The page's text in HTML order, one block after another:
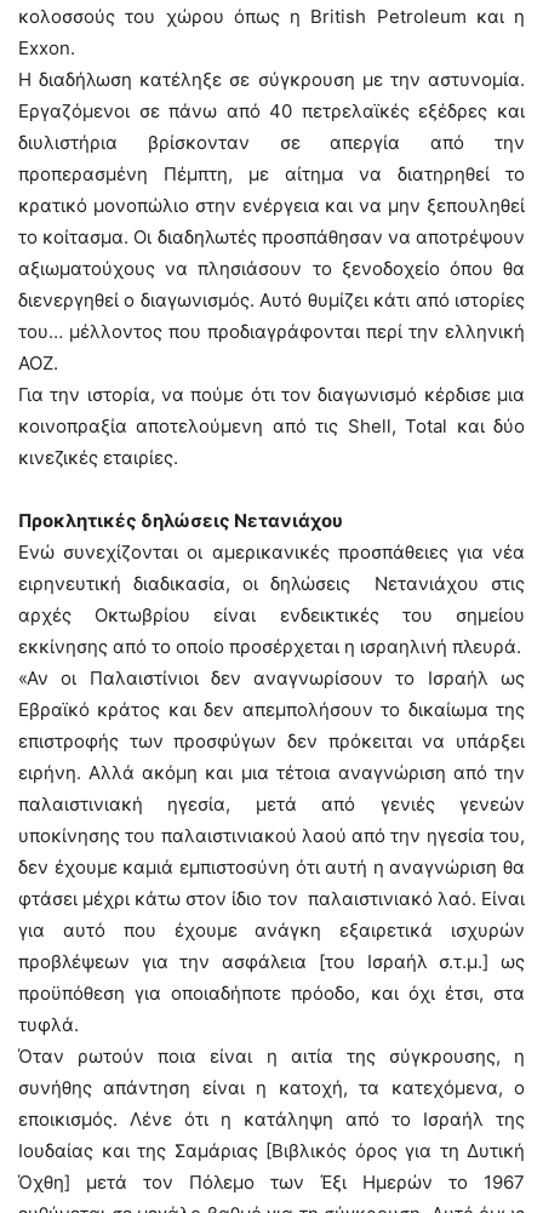
κολοσσούς του χώρου όπως η British Petroleum και η
Exxon.
Η διαδήλωση κατέληξε σε σύγκρουση με την αστυνομία.
Εργαζόμενοι σε πάνω από 40 πετρελαϊκές εξέδρες και
διυλιστήρια βρίσκονταν σε απεργία από την
προπερασμένη Πέμπτη, με αίτημα να διατηρηθεί το
κρατικό μονοπώλιο στην ενέργεια και να μην ξεπουληθεί
το κοίτασμα. Οι διαδηλωτές προσπάθησαν να αποτρέψουν
αξιωματούχους να πλησιάσουν το ξενοδοχείο όπου θα
διενεργηθεί ο διαγωνισμός. Αυτό θυμίζει κάτι από ιστορίες
του… μέλλοντος που προδιαγράφονται περί την ελληνική
ΑΟΖ.
Για την ιστορία, να πούμε ότι τον διαγωνισμό κέρδισε μια
κοινοπραξία αποτελούμενη από τις Shell, Total και δύο
κινεζικές εταιρίες.
Προκλητικές δηλώσεις Νετανιάχου
Ενώ συνεχίζονται οι αμερικανικές προσπάθειες για νέα
ειρηνευτική διαδικασία, οι δηλώσεις Νετανιάχου στις
αρχές Οκτωβρίου είναι ενδεικτικές του σημείου
εκκίνησης από το οποίο προσέρχεται η ισραηλινή πλευρά.
«Αν οι Παλαιστίνιοι δεν αναγνωρίσουν το Ισραήλ ως
Εβραϊκό κράτος και δεν απεμπολήσουν το δικαίωμα της
επιστροφής των προσφύγων δεν πρόκειται να υπάρξει
ειρήνη. Αλλά ακόμη και μια τέτοια αναγνώριση από την
παλαιστινιακή ηγεσία, μετά από γενιές γενεών
υποκίνησης του παλαιστινιακού λαού από την ηγεσία του,
δεν έχουμε καμιά εμπιστοσύνη ότι αυτή η αναγνώριση θα
φτάσει μέχρι κάτω στον ίδιο τον παλαιστινιακό λαό. Είναι
για αυτό που έχουμε ανάγκη εξαιρετικά ισχυρών
προβλέψεων για την ασφάλεια [του Ισραήλ σ.τ.μ.] ως
προϋπόθεση για οποιαδήποτε πρόοδο, και όχι έτσι, στα
τυφλά.
Όταν ρωτούν ποια είναι η αιτία της σύγκρουσης, η
συνήθης απάντηση είναι η κατοχή, τα κατεχόμενα, ο
εποικισμός. Λένε ότι η κατάληψη από το Ισραήλ της
Ιουδαίας και της Σαμάριας [Βιβλικός όρος για τη Δυτική
Όχθη] μετά τον Πόλεμο των Έξι Ημερών το 1967